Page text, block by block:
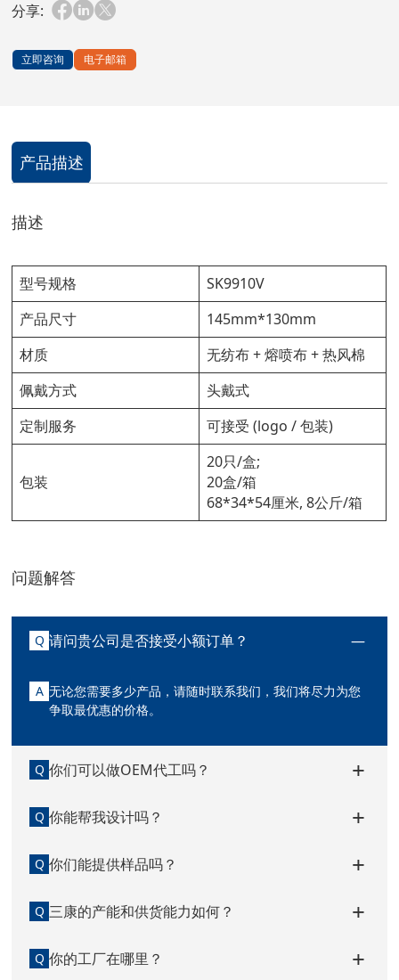
分享:
立即咨询 电子邮箱
产品描述
描述
型号规格
SK9910V
产品尺寸
145mm*130mm
材质
无纺布 + 熔喷布 + 热风棉
佩戴方式
头戴式
定制服务
可接受 (logo / 包装)
包装
20只/盒;
20盒/箱
68*34*54厘米, 8公斤/箱
问题解答
Q 请问贵公司是否接受小额订单？
A 无论您需要多少产品，请随时联系我们，我们将尽力为您
争取最优惠的价格。
Q 你们可以做OEM代工吗？
Q 你能帮我设计吗？
Q 你们能提供样品吗？
Q 三康的产能和供货能力如何？
Q 你的工厂在哪里？